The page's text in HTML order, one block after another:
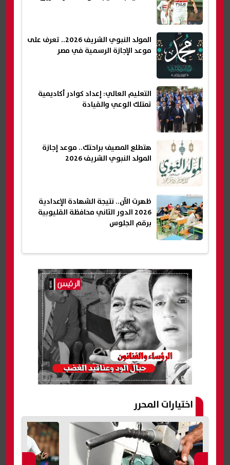
المولد النبوي الشريف 2026.. تعرف على
موعد الإجازة الرسمية في مصر
التعليم العالي: إعداد كوادر أكاديمية
تمتلك الوعي والقيادة
هتطلع المصيف براحتك.. موعد إجازة
المولد النبوي الشريف 2026
ظهرت الآن.. نتيجة الشهادة الإعدادية
2026 الدور الثاني محافظة القليوبية
برقم الجلوس
اختيارات المحرر